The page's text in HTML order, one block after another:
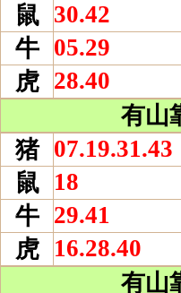
鼠 30.42
牛 05.29
虎 28.40
有山
猪 07.19.31.43
鼠
18
牛 29.41
虎
16.28.40
有山